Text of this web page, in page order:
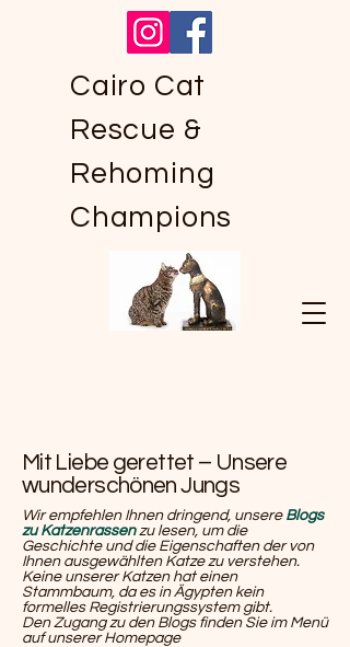
Cairo Cat
Rescue &
Rehoming
Champions
Mit Liebe gerettet – Unsere
wunderschönen Jungs
Wir empfehlen Ihnen dringend, unsere Blogs
zu Katzenrassenzu lesen, um die
Geschichte und die Eigenschaften der von
Ihnen ausgewählten Katze zu verstehen.
Keine unserer Katzen hat einen
Stammbaum, da es in Ägypten kein
formelles Registrierungssystem gibt.
Den Zugang zu den Blogs finden Sie im Menü
auf unserer Homepage